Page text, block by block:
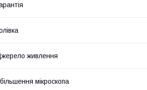
живлення
мікроскопа